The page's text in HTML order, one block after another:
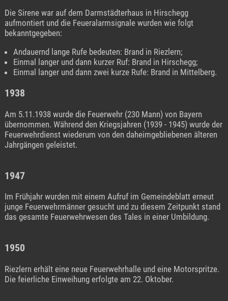
Die Sirene war auf dem Darmstädterhaus in Hirschegg
aufmontiert und die Feueralarmsignale wurden wie folgt
bekanntgegeben:
Andauernd lange Rufe bedeuten: Brand in Riezlern;
Einmal langer und dann kurzer Ruf: Brand in Hirschegg;
Einmal langer und dann zwei kurze Rufe: Brand in Mittelberg.
1938
Am 5.11.1938 wurde die Feuerwehr (230 Mann) von Bayern
übernommen. Während den Kriegsjahren (1939 - 1945) wurde der
Feuerwehrdienst wiederum von den daheimgebliebenen älteren
Jahrgängen geleistet.
1947
Im Frühjahr wurden mit einem Aufruf im Gemeindeblatt erneut
junge Feuerwehrmänner gesucht und zu diesem Zeitpunkt stand
das gesamte Feuerwehrwesen des Tales in einer Umbildung.
1950
Riezlern erhält eine neue Feuerwehrhalle und eine Motorspritze.
Die feierliche Einweihung erfolgte am 22. Oktober.